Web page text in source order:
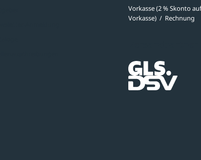
Vorkasse (2 % Skonto
Vorkasse) / Rechnung